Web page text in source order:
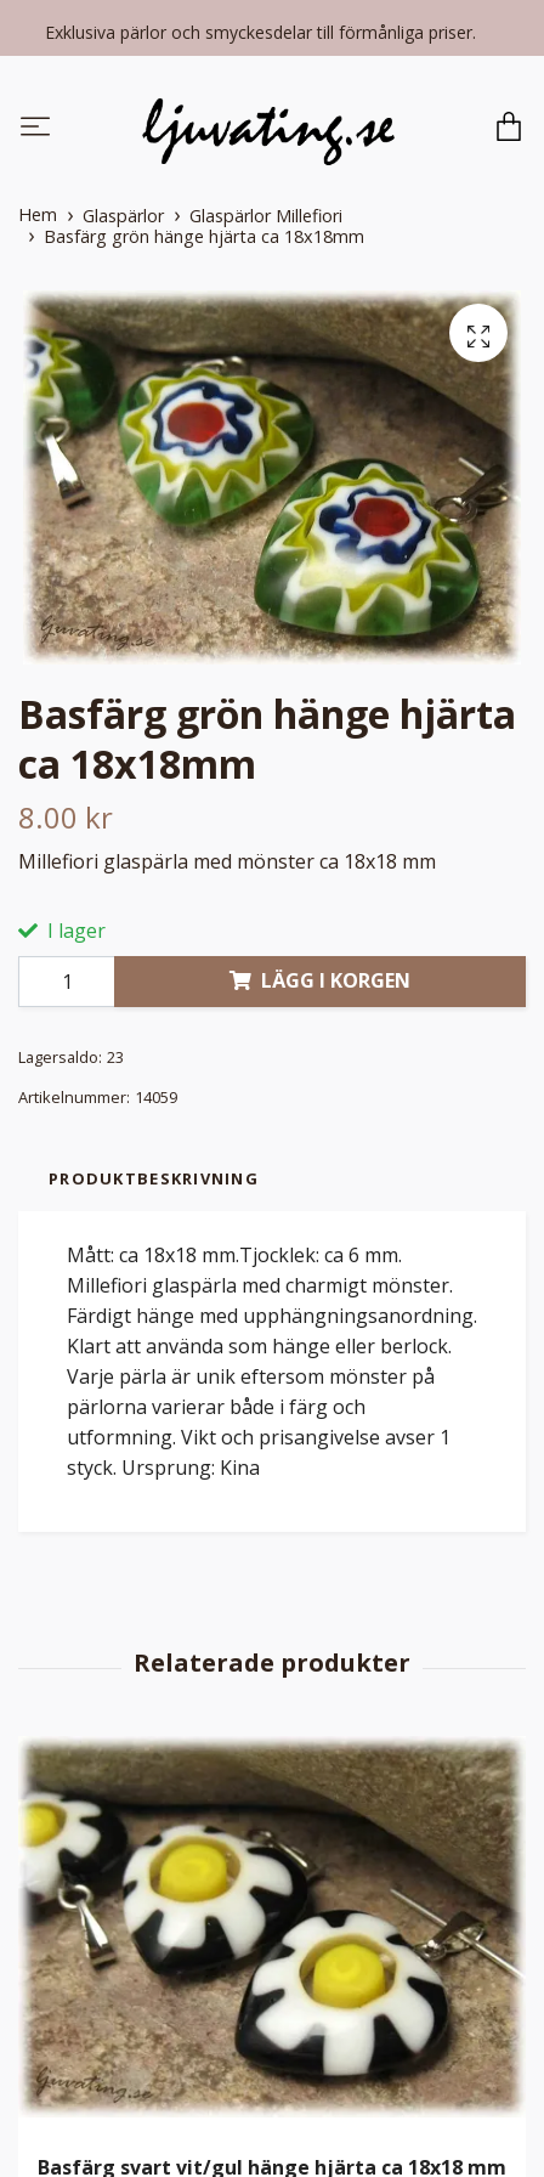
Exklusiva pärlor och smyckesdelar till förmånliga priser.
Hem Glaspärlor
Glaspärlor Millefiori
Basfärg grön hänge hjärta ca 18x18mm
Basfärg grön hänge hjärta
ca 18x18mm
8.00 kr
Millefiori glaspärla med mönster ca 18x18 mm
I lager
LÄGG I KORGEN
Lagersaldo: 23
Artikelnummer: 14059
PRODUKTBESKRIVNING
Mått: ca 18x18 mm.Tjocklek: ca 6 mm.
Millefiori glaspärla med charmigt mönster.
Färdigt hänge med upphängningsanordning.
Klart att använda som hänge eller berlock.
Varje pärla är unik eftersom mönster på
pärlorna varierar både i färg och
utformning. Vikt och prisangivelse avser 1
styck. Ursprung: Kina
Basfärg svart vit/gul hänge hjärta ca 18x18 mm